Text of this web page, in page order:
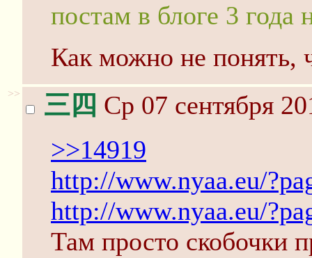
постам в блоге 3 года
Как можно не понять,
>> 三四 Ср 07 сентября
>>14919
http://www.nyaa.eu/
http://www.nyaa.eu/
Там просто скобочки